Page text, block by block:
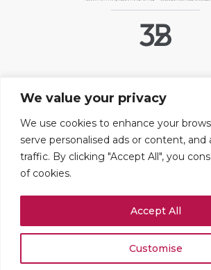
We value your privacy
We use cookies to enhance your
serve personalised ads or content, and
traffic. By clicking "Accept All", you
of cookies.
Customise
Accept All
Liens utiles
Contact
Mentions légales
Paramétrer les cookies
109 boulevard Haussmann
75008 PARIS